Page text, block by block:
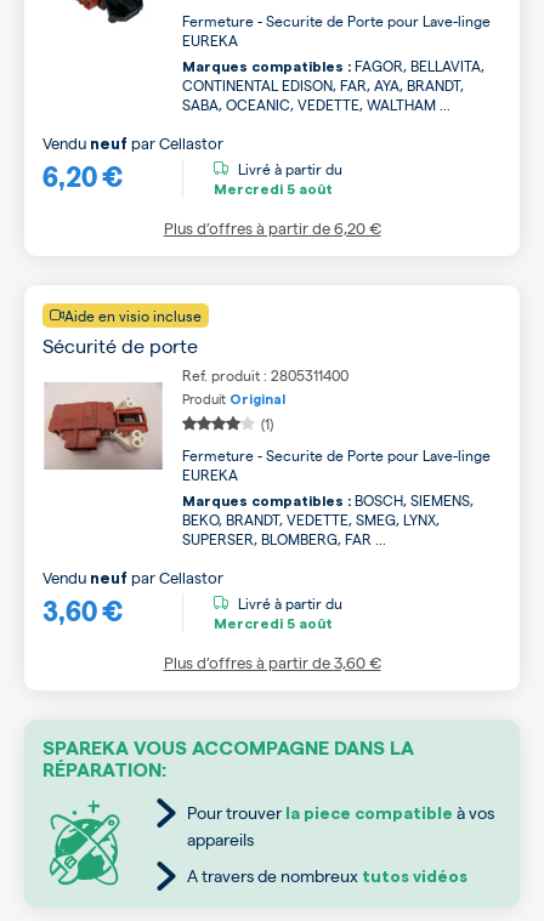
Fermeture - Securite de Porte pour Lave-linge
EUREKA
Marques compatibles : FAGOR, BELLAVITA,
CONTINENTAL EDISON, FAR, AYA, BRANDT,
SABA, OCEANIC, VEDETTE, WALTHAM ...
6,20 €
Vendu neuf parCellastor
Livré à partir du
Mercredi 5 août
Plus d’offres à partir de6,20 €
Aide en visio incluse
Sécurité de porte
Ref. produit : 2805311400
Produit Original
(1)
Fermeture - Securite de Porte pour Lave-linge
EUREKA
Marques compatibles : BOSCH, SIEMENS,
BEKO, BRANDT, VEDETTE, SMEG, LYNX,
SUPERSER, BLOMBERG, FAR ...
3,60 €
Vendu neuf parCellastor
Livré à partir du
Mercredi 5 août
Plus d’offres à partir de3,60 €
SPAREKA VOUS ACCOMPAGNE DANS LA
RÉPARATION:
Pour trouver la piece compatible à vos
appareils
A travers de nombreux tutos vidéos